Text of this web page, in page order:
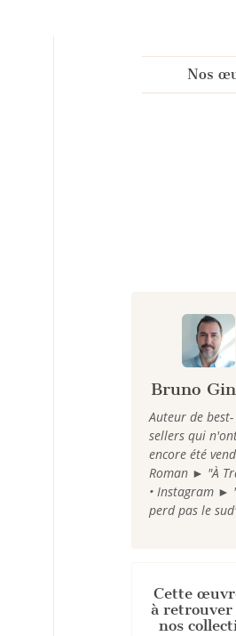
Nos
Bruno
Auteur de best-
sellers qui
encore été
Roman ► "À
• Instagram ►
perd pas le
Cette
à retrouver
nos